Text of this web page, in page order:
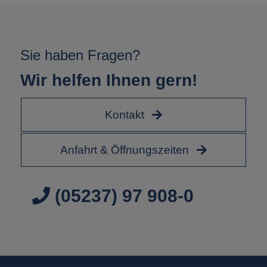
Sie haben Fragen?
Wir helfen Ihnen gern!
Kontakt
Anfahrt & Öffnungszeiten
(05237) 97 908-0